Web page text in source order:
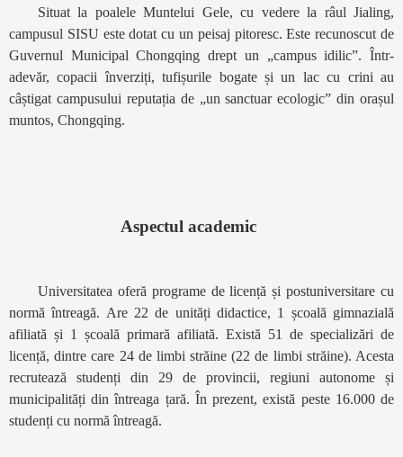
Situat la poalele Muntelui Gele, cu vedere la râul Jialing,
campusul SISU este dotat cu un peisaj pitoresc. Este recunoscut de
Guvernul Municipal Chongqing drept un „campus idilic”. Într-
adevăr, copacii înverziți, tufișurile bogate și un lac cu crini au
câștigat campusului reputația de „un sanctuar ecologic” din orașul
muntos, Chongqing.
Aspectul academic
Universitatea oferă programe de licență și postuniversitare cu
normă întreagă. Are 22 de unități didactice, 1 școală gimnazială
afiliată și 1 școală primară afiliată. Există 51 de specializări de
licență, dintre care 24 de limbi străine (22 de limbi străine). Acesta
recrutează studenți din 29 de provincii, regiuni autonome și
municipalități din întreaga țară. În prezent, există peste 16.000 de
studenți cu normă întreagă.